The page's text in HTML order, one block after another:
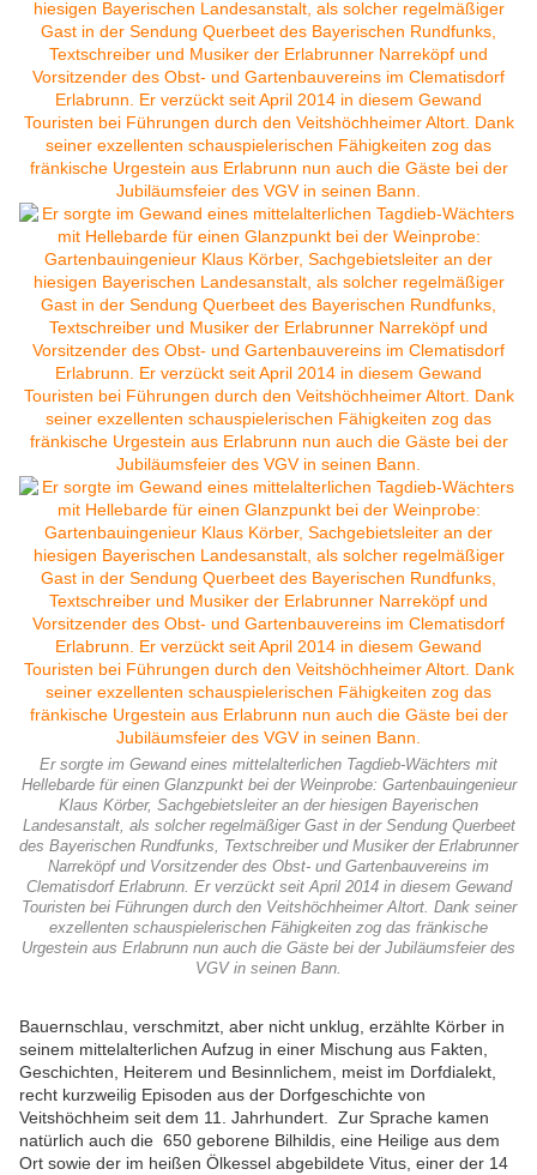
Er sorgte im Gewand eines mittelalterlichen Tagdieb-Wächters mit
Hellebarde für einen Glanzpunkt bei der Weinprobe: Gartenbauingenieur
Klaus Körber, Sachgebietsleiter an der hiesigen Bayerischen
Landesanstalt, als solcher regelmäßiger Gast in der Sendung Querbeet
des Bayerischen Rundfunks, Textschreiber und Musiker der Erlabrunner
Narreköpf und Vorsitzender des Obst- und Gartenbauvereins im
Clematisdorf Erlabrunn. Er verzückt seit April 2014 in diesem Gewand
Touristen bei Führungen durch den Veitshöchheimer Altort. Dank seiner
exzellenten schauspielerischen Fähigkeiten zog das fränkische
Urgestein aus Erlabrunn nun auch die Gäste bei der Jubiläumsfeier des
VGV in seinen Bann.
Bauernschlau, verschmitzt, aber nicht unklug, erzählte Körber in
seinem mittelalterlichen Aufzug in einer Mischung aus Fakten,
Geschichten, Heiterem und Besinnlichem, meist im Dorfdialekt,
recht kurzweilig Episoden aus der Dorfgeschichte von
Veitshöchheim seit dem 11. Jahrhundert. Zur Sprache kamen
natürlich auch die 650 geborene Bilhildis, eine Heilige aus dem
Ort sowie der im heißen Ölkessel abgebildete Vitus, einer der 14